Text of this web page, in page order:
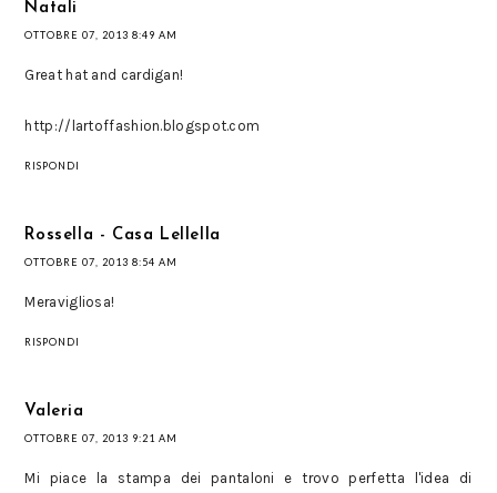
Natali
OTTOBRE 07, 2013 8:49 AM
Great hat and cardigan!
http://lartoffashion.blogspot.com
RISPONDI
Rossella - Casa Lellella
OTTOBRE 07, 2013 8:54 AM
Meravigliosa!
RISPONDI
Valeria
OTTOBRE 07, 2013 9:21 AM
Mi piace la stampa dei pantaloni e trovo perfetta l'idea di